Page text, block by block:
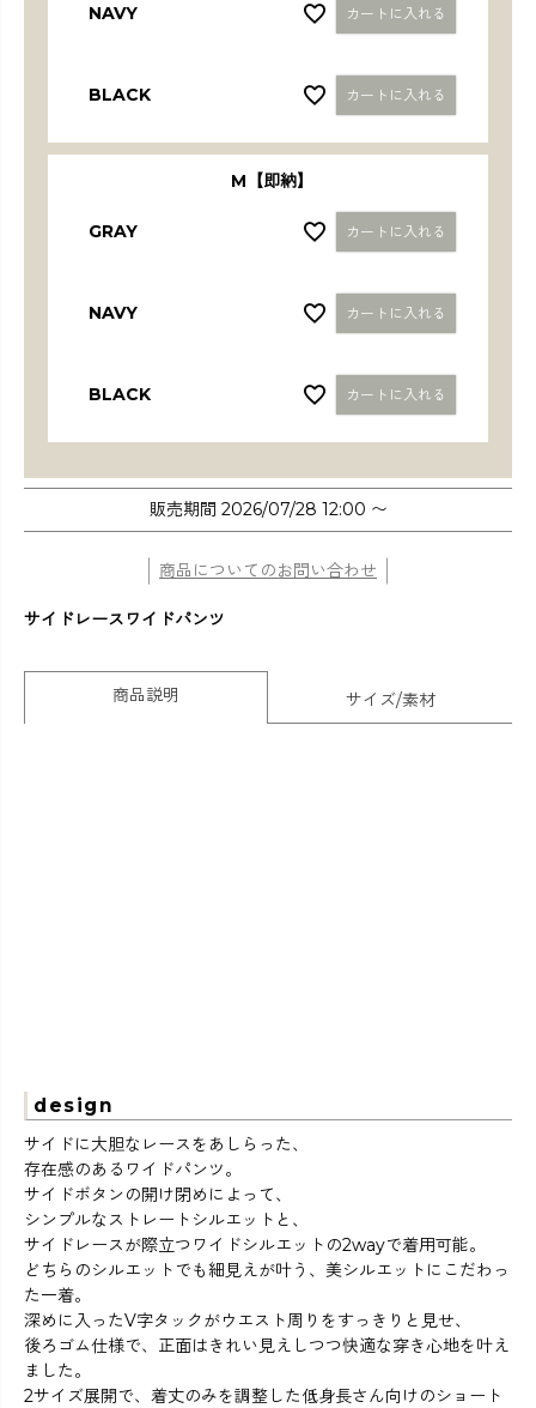
NAVY カートに入れる
BLACK カートに入れる
M【即納】
GRAY カートに入れる
NAVY カートに入れる
BLACK カートに入れる
販売期間 2026/07/28 12:00 〜
商品についてのお問い合わせ
サイドレースワイドパンツ
商品説明 サイズ/素材
design
サイドに大胆なレースをあしらった、
存在感のあるワイドパンツ。
サイドボタンの開け閉めによって、
シンプルなストレートシルエットと、
サイドレースが際立つワイドシルエットの2wayで着用可能。
どちらのシルエットでも細見えが叶う、美シルエットにこだわっ
た一着。
深めに入ったV字タックがウエスト周りをすっきりと見せ、
後ろゴム仕様で、正面はきれい見えしつつ快適な穿き心地を叶え
ました。
2サイズ展開で、着丈のみを調整した低身長さん向けのショート